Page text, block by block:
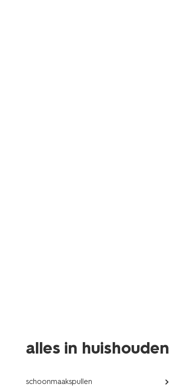
alles in huishouden
schoonmaakspullen